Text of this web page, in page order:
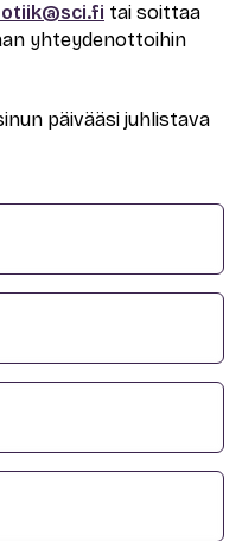
tai soittaa
yhteydenottoihin
päivääsi juhlistava